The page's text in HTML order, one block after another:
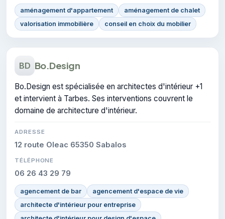
aménagement d'appartement
aménagement de chalet
valorisation immobilière
conseil en choix du mobilier
BD Bo.Design
Bo.Design est spécialisée en architectes d'intérieur +1
et intervient à Tarbes. Ses interventions couvrent le
domaine de architecture d'intérieur.
ADRESSE
12 route Oleac 65350 Sabalos
TÉLÉPHONE
06 26 43 29 79
agencement de bar
agencement d'espace de vie
architecte d'intérieur pour entreprise